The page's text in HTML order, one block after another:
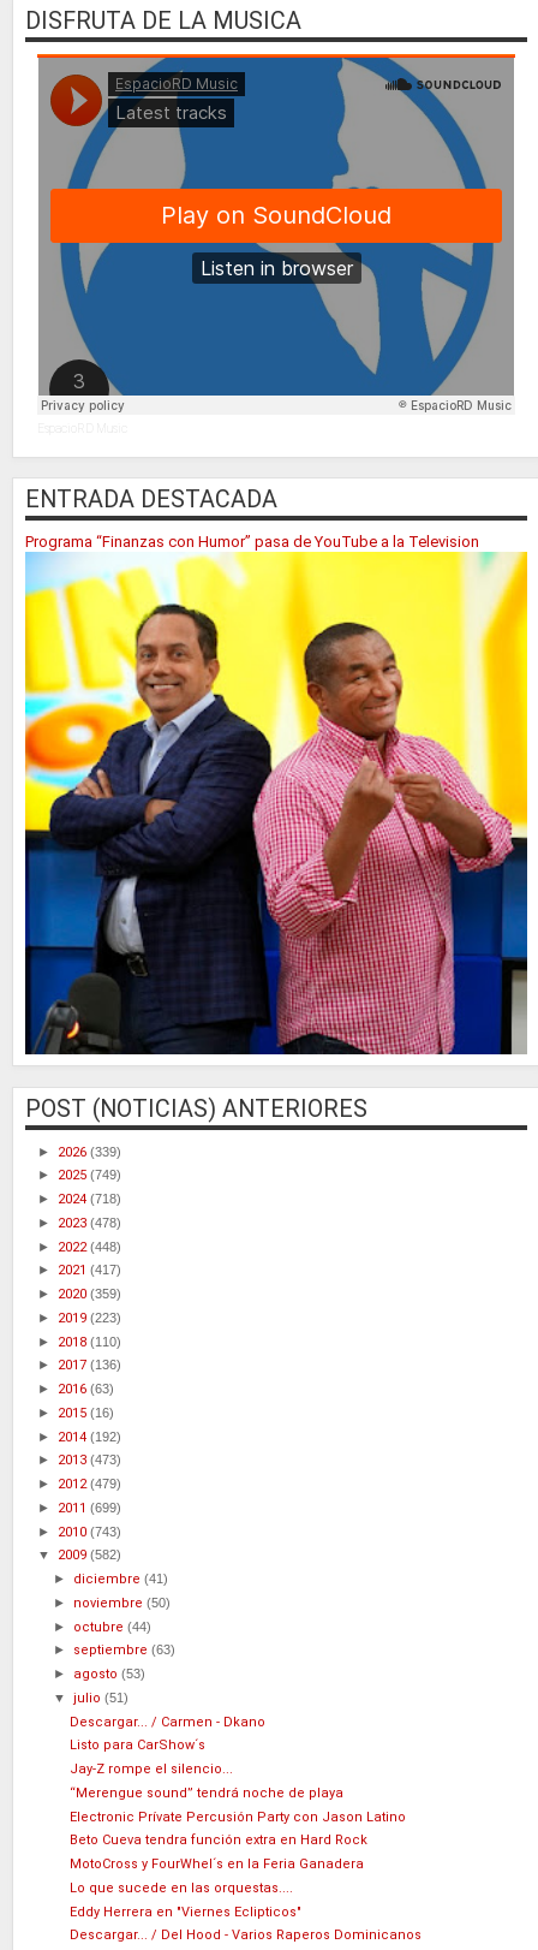
DISFRUTA DE LA MUSICA
ENTRADA DESTACADA
Programa “Finanzas con Humor” pasa de YouTube a la Television
POST (NOTICIAS) ANTERIORES
► 2026 (339)
► 2025 (749)
► 2024 (718)
► 2023 (478)
► 2022(448)
► 2021 (417)
► 2020 (359)
► 2019 (223)
► 2018 (110)
► 2017 (136)
► 2016 (63)
► 2015 (16)
► 2014 (192)
► 2013 (473)
► 2012(479)
► 2011 (699)
► 2010 (743)
▼ 2009 (582)
► diciembre(41)
► noviembre(50)
► octubre(44)
► septiembre(63)
► agosto(53)
▼julio(51)
Descargar... / Carmen - Dkano
Listo para CarShow´s
Jay-Z rompe el silencio...
“Merengue sound” tendrá noche de playa
Electronic Prívate Percusión Party con Jason Latino
Beto Cueva tendra función extra en Hard Rock
MotoCross y FourWhel´s en la Feria Ganadera
Lo que sucede en las orquestas....
Eddy Herrera en "Viernes Eclipticos"
Descargar... / Del Hood - Varios Raperos Dominicanos